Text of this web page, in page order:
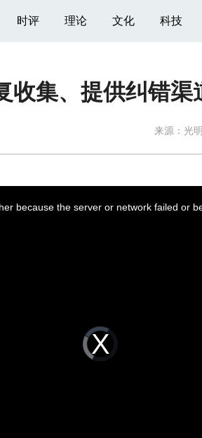
时评 理论 文化 科技
收集、提供纠错
来源： 光
Video
Player
is
loading.
because the server or network failed or